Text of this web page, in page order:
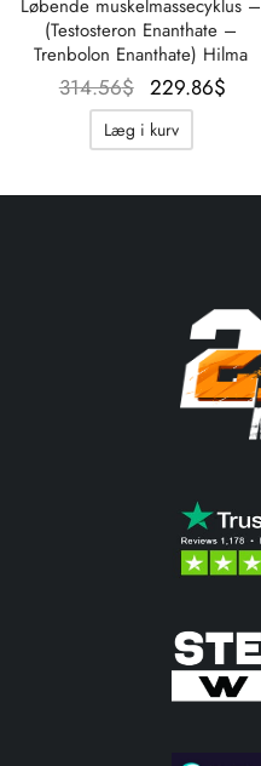
Løbende muskelmassecyklus –
(Testosteron Enanthate –
Trenbolon Enanthate) Hilma
314.56$ Oprindelig
pris var:
314.56$.
229.86$
Læg i kurv